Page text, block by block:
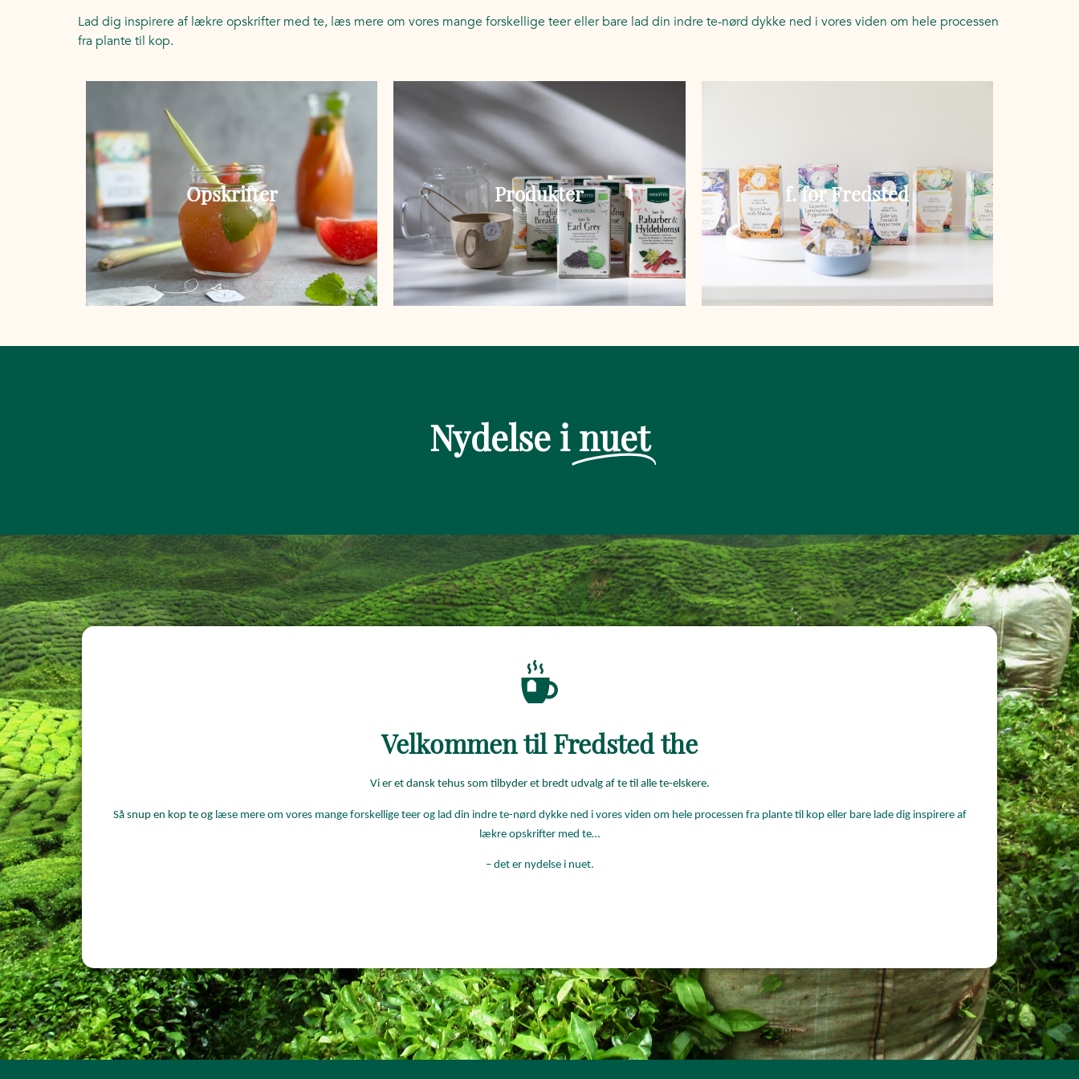
Lad dig inspirere af lækre opskrifter med te, læs mere om vores mange forskellige teer eller bare lad din indre te-nørd dykke ned i vores viden om hele processen
fra plante til kop.
Opskrifter Produkter f. for Fredsted
Nydelse inuet
Velkommen til Fredsted the
Vi er et dansk tehus som tilbyder et bredt udvalg af te til alle te-elskere.
Så snup en kop te og læse mere om vores mange forskellige teer og lad din indre te-nørd dykke ned i vores viden om hele processen fra plante til kop eller bare lade dig inspirere af
lækre opskrifter med te…
– det er nydelse i nuet.